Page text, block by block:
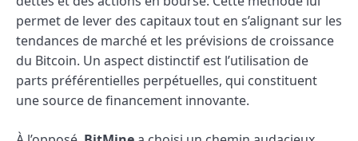
permet de lever des capitaux tout en s’alignant sur les
tendances de marché et les prévisions de croissance
du Bitcoin. Un aspect distinctif est l’utilisation de
parts préférentielles perpétuelles, qui constituent
une source de financement innovante.